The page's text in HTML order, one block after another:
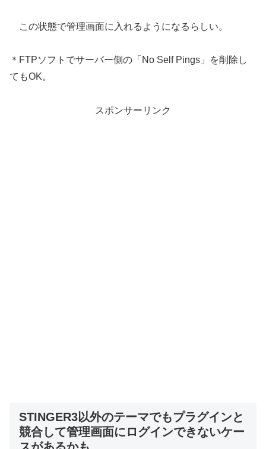
この状態で管理画面に入れるようになるらしい。
＊FTPソフトでサーバー側の「No Self Pings」を削除し
てもOK。
スポンサーリンク
STINGER3以外のテーマでもプラグインと
競合して管理画面にログインできないケー